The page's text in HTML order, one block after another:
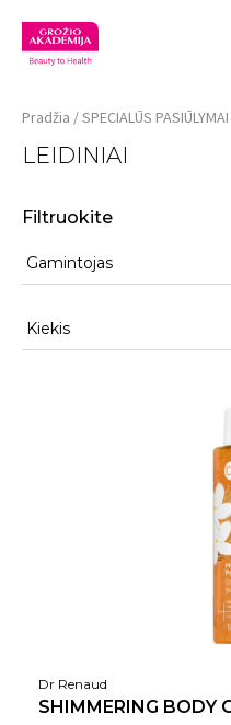
Pradžia SPECIALŪS PASIŪLYMAI
LEIDINIAI
Filtruokite
Gamintojas
Kiekis
Dr Renaud
SHIMMERING BODY